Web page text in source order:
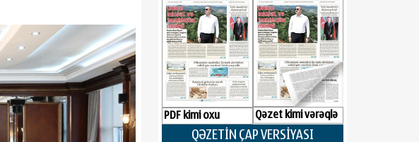
PDF kimi oxu Qəzet kimi vərəqlə
QƏZETİN ÇAP VERSİYASI